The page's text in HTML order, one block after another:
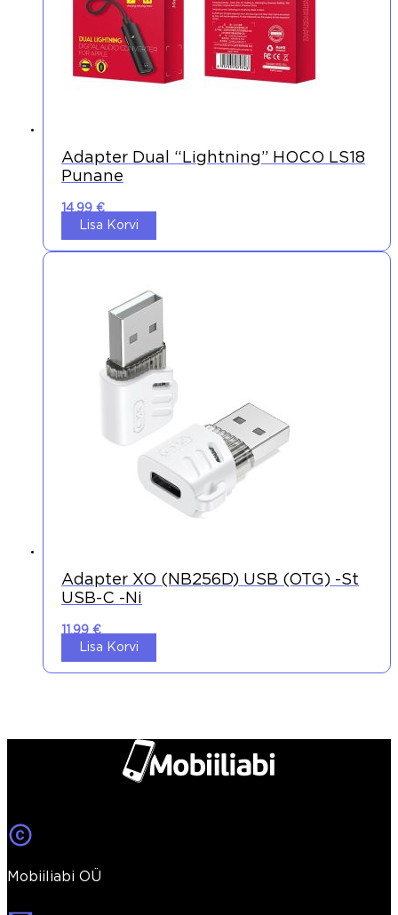
Adapter Dual “lightning” HOCO LS18
Punane
14,99 €
Lisa Korvi
Adapter XO (NB256D) USB (OTG) -st
USB-C -ni
11,99 €
Lisa Korvi
Mobiiliabi OÜ